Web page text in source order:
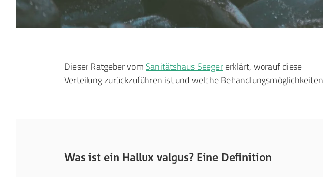
Dieser Ratgeber vom Sanitätshaus Seegererklärt, worauf diese
Verteilung zurückzuführen ist und welche Behandlungsmöglichkeiten
es gibt. Auch der gängige Krankheitsverlauf inklusive Symptome und
Was ist ein Hallux valgus? Eine Definition